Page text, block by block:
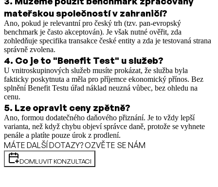
mateřskou společností v zahraničí?
Ano, pokud je relevantní pro český trh (tzv. pan-evropský
benchmark je často akceptován). Je však nutné ověřit, zda
zohledňuje specifika transakce české entity a zda je testovaná strana
správně zvolena.
4. Co je to "Benefit Test" u služeb?
U vnitroskupinových služeb musíte prokázat, že služba byla
fakticky poskytnuta a měla pro příjemce ekonomický přínos. Bez
splnění Benefit Testu úřad náklad neuzná vůbec, bez ohledu na
cenu.
5. Lze opravit ceny zpětně?
Ano, formou dodatečného daňového přiznání. Je to vždy lepší
varianta, než když chybu objeví správce daně, protože se vyhnete
penále a platíte pouze úrok z prodlení.
MÁTE DALŠÍ DOTAZY? OZVĚTE SE NÁM
DOMLUVIT KONZULTACI